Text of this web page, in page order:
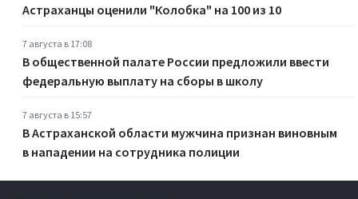
Астраханцы оценили "Колобка" на 100 из 10
7 августа в 17:08
В общественной палате России предложили ввести
федеральную выплату на сборы в школу
7 августа в 15:57
В Астраханской области мужчина признан виновным
в нападении на сотрудника полиции